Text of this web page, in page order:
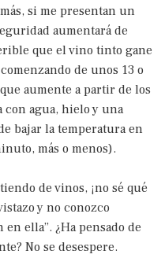
si me presentan un
aumentará de
que el vino tinto gane
de unos 13 o
aumente a partir de los
con agua, hielo y una
bajar la temperatura en
más o menos).
de vinos, ¡no sé qué
y no conozco
ella”. ¿Ha pensado de
No se desespere.